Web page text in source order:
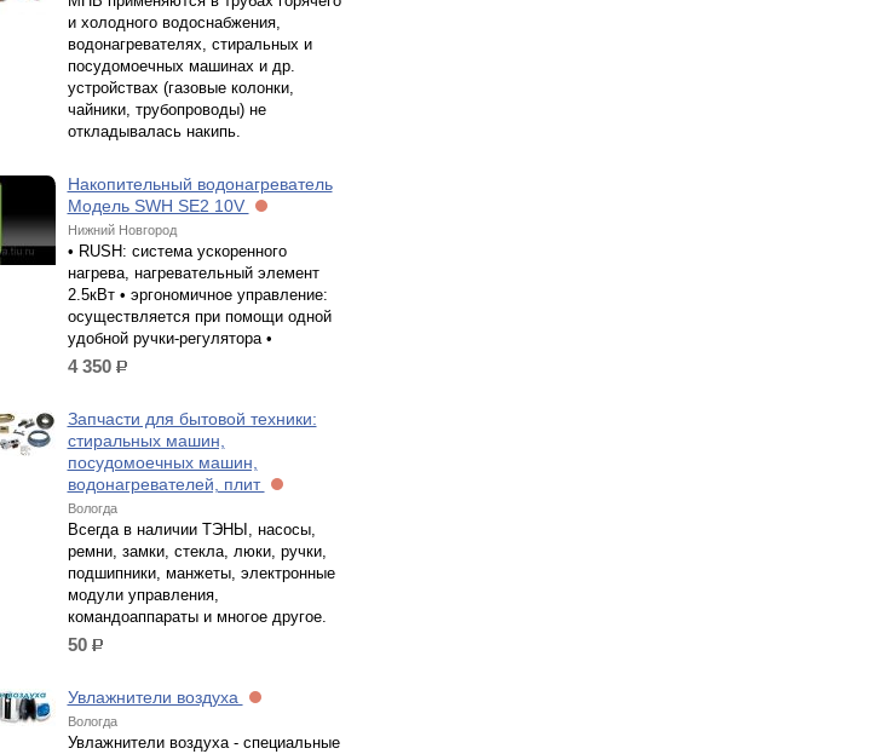
и холодного водоснабжения,
водонагревателях, стиральных и
посудомоечных машинах и др.
устройствах (газовые колонки,
чайники, трубопроводы) не
откладывалась накипь.
Накопительный водонагреватель
Модель SWH SE2 10V
Нижний Новгород
• RUSH: система ускоренного
нагрева, нагревательный элемент
2.5кВт • эргономичное управление:
осуществляется при помощи одной
удобной ручки-регулятора •
4 350 р.
Запчасти для бытовой техники:
стиральных машин,
посудомоечных машин,
водонагревателей, плит
Вологда
Всегда в наличии ТЭНЫ, насосы,
ремни, замки, стекла, люки, ручки,
подшипники, манжеты, электронные
модули управления,
командоаппараты и многое другое.
50 р.
Увлажнители воздуха
Вологда
Увлажнители воздуха - специальные